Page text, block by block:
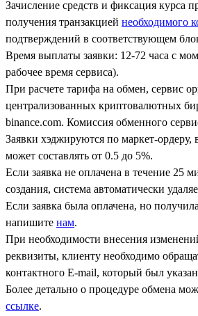
Зачисление средств и фиксация курса
получения транзакцией необходимого
подтверждений в соответствующем
Время выплаты заявки: 12-72 часа с
рабочее время сервиса).
При расчете тарифа на обмен, сервис
централизованных криптовалютных
binance.com. Комиссия обменного
Заявки хэджируются по маркет-ордеру,
может составлять от 0.5 до 5%.
Если заявка не оплачена в течение 25
создания, система автоматически
Если заявка была оплачена, но
напишите нам.
При необходимости внесения
реквизиты, клиенту необходимо
контактного Е-mail, который был
Более детально о процедуре обмена
ссылке.